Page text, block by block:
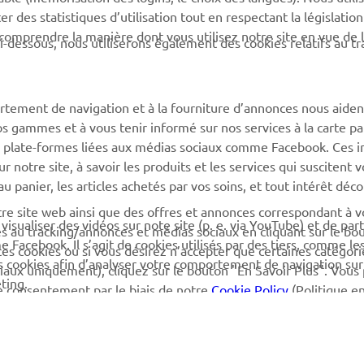
Yamaha Motor Global
Gestion des déchets de
batteries
des statistiques d’utilisation tout en respectant la
la manière dont vous utilisez notre site en vue de
nous utiliserons également des cookies relatifs au
de navigation et à la fourniture d’annonces nous
et à vous tenir informé sur nos services à la carte
formes liées aux médias sociaux comme Facebook. Ces
notre site, à savoir les produits et les services qui suscitent
panier, les articles achetés par vos soins, et tout intérêt
des vidéos sur note site (p. e. via YouTube) et de
Il s’agit de cookies utilisés par des tiers, comme
afin d’analyser votre comportement de navigation
site web ainsi que des offres et annonces correspondant à
au tracking/annonces et médias sociaux en cliquant sur le
cookies ou si vous désirez n’accepter que certaines
uniquement), cliquez sur le bouton "En Savoir Plus". Vous
par le biais de notre Cookie Policy (Politique
cette politique afin d’apprendre plus sur les cookies que
votre expérience utilisateur.